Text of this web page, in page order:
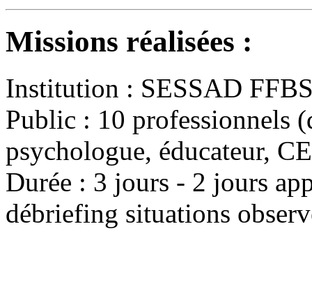
Missions réalisées :
Institution : SESSAD
Public : 10 professionnels
psychologue, éducateur,
Durée : 3 jours - 2 jours
débriefing situations